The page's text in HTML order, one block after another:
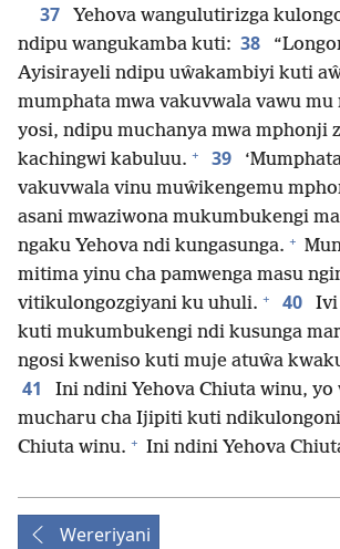
37
Yehova wangulutirizga
ndipu wangukamba kuti: 38
Ayisirayeli ndipu uŵakambiyi kuti
mumphata mwa vakuvwala vawu mu
yosi, ndipu muchanya mwa mphonji
kachingwi kabuluu. + 39
vakuvwala vinu muŵikengemu
asani mwaziwona mukumbukengi
ngaku Yehova ndi kungasunga. +
mitima yinu cha pamwenga masu
vitikulongozgiyani ku uhuli. + 40
Ivi
kuti mukumbukengi ndi kusunga
ngosi kweniso kuti muje atuŵa
41
Ini ndini Yehova Chiuta winu,
mucharu cha Ijipiti kuti
Chiuta winu. + Ini ndini Yehova
Wereriyani